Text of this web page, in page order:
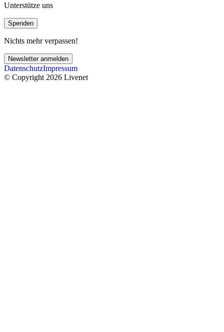
Unterstütze uns
Spenden
Nichts mehr verpassen!
Newsletter anmelden
DatenschutzImpressum
© Copyright 2026 Livenet